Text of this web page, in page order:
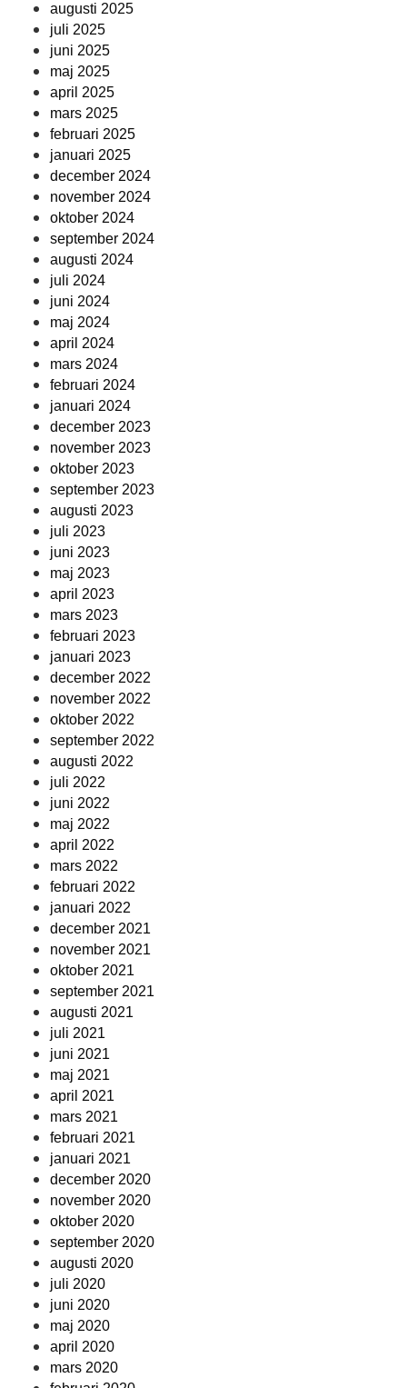
augusti 2025
juli 2025
juni 2025
maj 2025
april 2025
mars 2025
februari 2025
januari 2025
december 2024
november 2024
oktober 2024
september 2024
augusti 2024
juli 2024
juni 2024
maj 2024
april 2024
mars 2024
februari 2024
januari 2024
december 2023
november 2023
oktober 2023
september 2023
augusti 2023
juli 2023
juni 2023
maj 2023
april 2023
mars 2023
februari 2023
januari 2023
december 2022
november 2022
oktober 2022
september 2022
augusti 2022
juli 2022
juni 2022
maj 2022
april 2022
mars 2022
februari 2022
januari 2022
december 2021
november 2021
oktober 2021
september 2021
augusti 2021
juli 2021
juni 2021
maj 2021
april 2021
mars 2021
februari 2021
januari 2021
december 2020
november 2020
oktober 2020
september 2020
augusti 2020
juli 2020
juni 2020
maj 2020
april 2020
mars 2020